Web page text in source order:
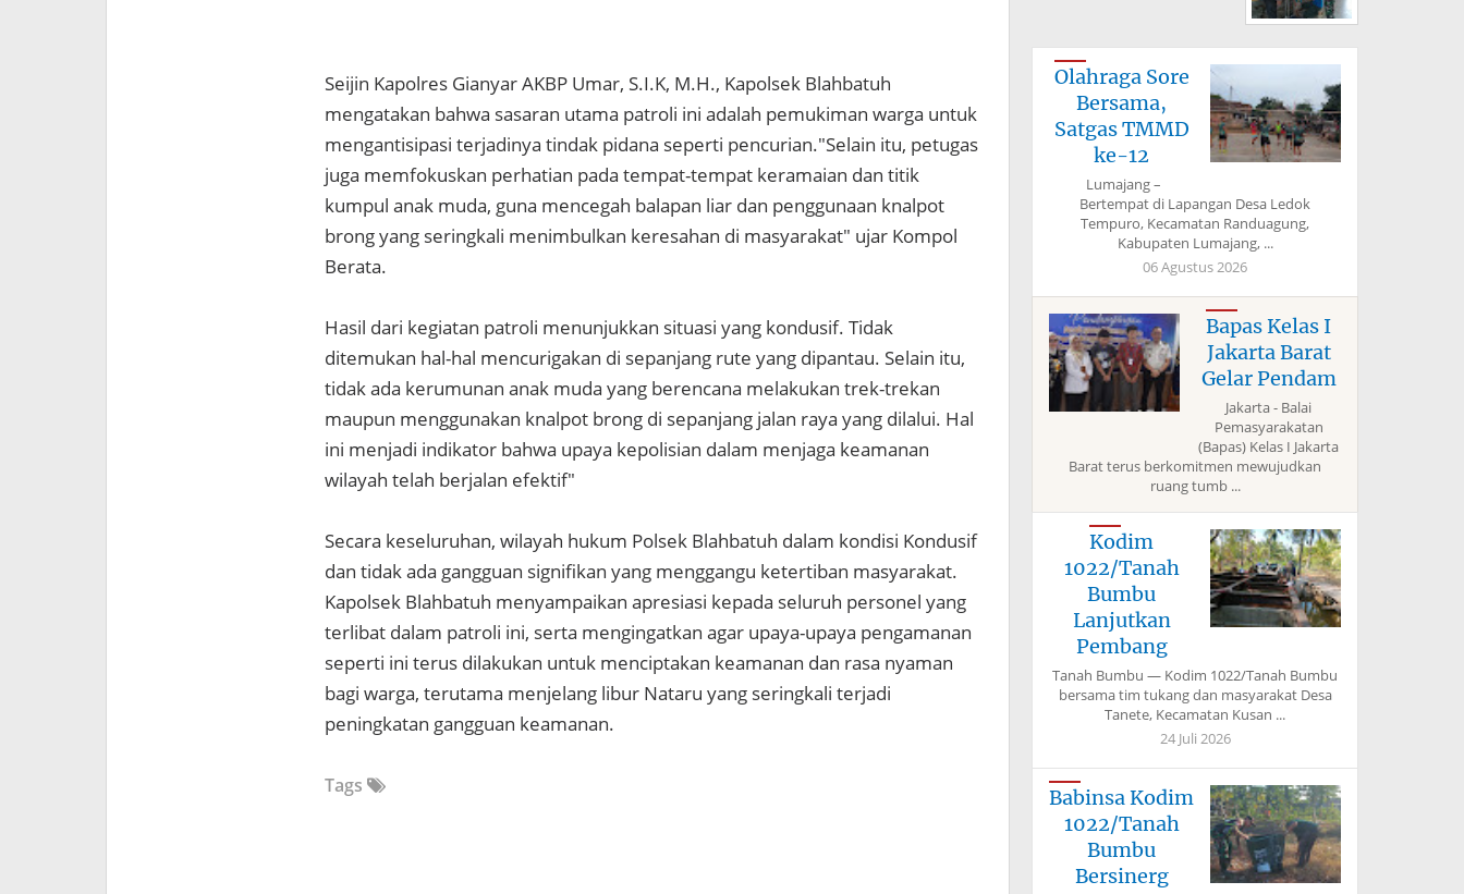
Seijin Kapolres Gianyar AKBP Umar, S.I.K, M.H., Kapolsek Blahbatuh
mengatakan bahwa sasaran utama patroli ini adalah pemukiman warga untuk
mengantisipasi terjadinya tindak pidana seperti pencurian."Selain itu, petugas
juga memfokuskan perhatian pada tempat-tempat keramaian dan titik
kumpul anak muda, guna mencegah balapan liar dan penggunaan knalpot
brong yang seringkali menimbulkan keresahan di masyarakat" ujar Kompol
Berata.
Hasil dari kegiatan patroli menunjukkan situasi yang kondusif. Tidak
ditemukan hal-hal mencurigakan di sepanjang rute yang dipantau. Selain itu,
tidak ada kerumunan anak muda yang berencana melakukan trek-trekan
maupun menggunakan knalpot brong di sepanjang jalan raya yang dilalui. Hal
ini menjadi indikator bahwa upaya kepolisian dalam menjaga keamanan
wilayah telah berjalan efektif"
Secara keseluruhan, wilayah hukum Polsek Blahbatuh dalam kondisi Kondusif
dan tidak ada gangguan signifikan yang menggangu ketertiban masyarakat.
Kapolsek Blahbatuh menyampaikan apresiasi kepada seluruh personel yang
terlibat dalam patroli ini, serta mengingatkan agar upaya-upaya pengamanan
seperti ini terus dilakukan untuk menciptakan keamanan dan rasa nyaman
bagi warga, terutama menjelang libur Nataru yang seringkali terjadi
peningkatan gangguan keamanan.
Tags
Olahraga Sore
Bersama,
Satgas TMMD
ke-12
Lumajang –
Bertempat di Lapangan Desa Ledok
Tempuro, Kecamatan Randuagung,
Kabupaten Lumajang, ...
06 Agustus 2026
Bapas Kelas I
Jakarta Barat
Gelar Pendam
Jakarta - Balai
Pemasyarakatan
(Bapas) Kelas I Jakarta
Barat terus berkomitmen mewujudkan
ruang tumb ...
Kodim
1022/Tanah
Bumbu
Lanjutkan
Pembang
Tanah Bumbu — Kodim 1022/Tanah Bumbu
bersama tim tukang dan masyarakat Desa
Tanete, Kecamatan Kusan ...
24 Juli 2026
Babinsa Kodim
1022/Tanah
Bumbu
Bersinerg